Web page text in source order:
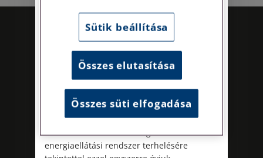
30/A. 8. emelet. Pontos megközelítési
útmutatónk a Kapcsolat – Elérhetőségeink
menüpont alatt érhető el.
Az energiatudatos és fenntartható
működés iránti elkötelezettségünk
részeként augusztus 8-án, szombaton
irodamentes, home office munkanapot
tartunk. A rendkívüli hőségre és az
energiaellátási rendszer terhelésére
Sütik beállítása
Összes elutasítása
Összes süti elfogadása